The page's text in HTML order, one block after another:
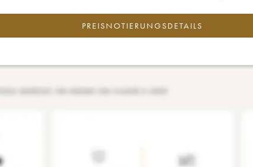
PREISNOTIERUNGSDETAILS